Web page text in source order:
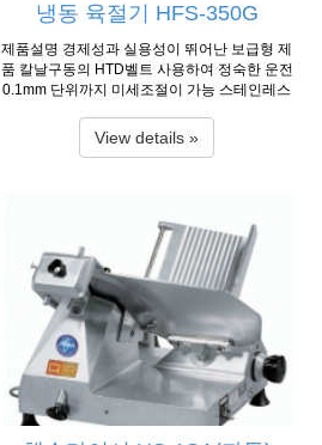
냉동 육절기 HFS-350G
제품설명 경제성과 실용성이 뛰어난 보급형 제
품 칼날구동의 HTD벨트 사용하여 정숙한 운전
0.1mm 단위까지 미세조절이 가능 스테인레스
강함 (독일제 칼 옵션) 알루미늄 재질중 최고급
재질인 7A를 사형주조하여 부식이 전무 영하 1
품사양 Model HFS-350G HFS-380 Dimensio
n(W×L×H) 975×720×1400㎜ 1050×770×147
0㎜ Motor 1Ø/ 3Ø, 220V/380V, 750W×2EA 1
Ø/ 3Ø, 220V/ 380V, 750W×2EA Capacity 40~
56 slices/min 40~60 slices/min Loading Dem
ension 430×350×200㎜ 430×350×200㎜ Dia
meter of Knife Ø363㎜ Ø363㎜ Slice Thicknes
s 0~25㎜ 0~25㎜ Net Weight 200㎏ 245㎏ 정
보출처 : 한국 후지 공업( 제조사 )
View details »